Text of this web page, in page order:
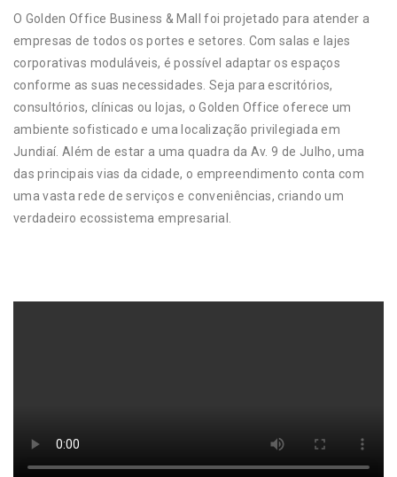
O Golden Office Business & Mall foi projetado para atender a
empresas de todos os portes e setores. Com salas e lajes
corporativas moduláveis, é possível adaptar os espaços
conforme as suas necessidades. Seja para escritórios,
consultórios, clínicas ou lojas, o Golden Office oferece um
ambiente sofisticado e uma localização privilegiada em
Jundiaí. Além de estar a uma quadra da Av. 9 de Julho, uma
das principais vias da cidade, o empreendimento conta com
uma vasta rede de serviços e conveniências, criando um
verdadeiro ecossistema empresarial.